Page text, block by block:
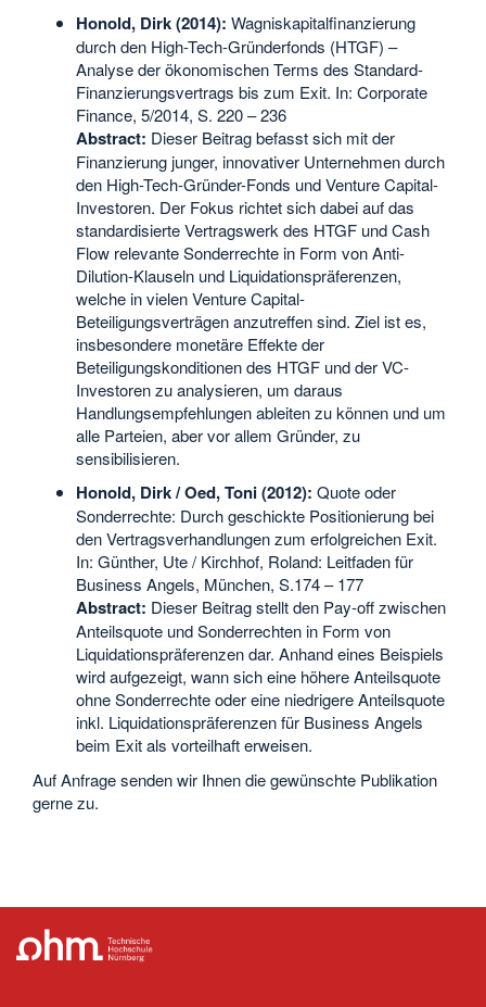
Honold, Dirk (2014): Wagniskapitalfinanzierung
durch den High-Tech-Gründerfonds (HTGF) –
Analyse der ökonomischen Terms des Standard-
Finanzierungsvertrags bis zum Exit. In: Corporate
Finance, 5/2014, S. 220 – 236
Abstract: Dieser Beitrag befasst sich mit der
Finanzierung junger, innovativer Unternehmen durch
den High-Tech-Gründer-Fonds und Venture Capital-
Investoren. Der Fokus richtet sich dabei auf das
standardisierte Vertragswerk des HTGF und Cash
Flow relevante Sonderrechte in Form von Anti-
Dilution-Klauseln und Liquidationspräferenzen,
welche in vielen Venture Capital-
Beteiligungsverträgen anzutreffen sind. Ziel ist es,
insbesondere monetäre Effekte der
Beteiligungskonditionen des HTGF und der VC-
Investoren zu analysieren, um daraus
Handlungsempfehlungen ableiten zu können und um
alle Parteien, aber vor allem Gründer, zu
sensibilisieren.
Honold, Dirk / Oed, Toni (2012): Quote oder
Sonderrechte: Durch geschickte Positionierung bei
den Vertragsverhandlungen zum erfolgreichen Exit.
In: Günther, Ute / Kirchhof, Roland: Leitfaden für
Business Angels, München, S.174 – 177
Abstract: Dieser Beitrag stellt den Pay-off zwischen
Anteilsquote und Sonderrechten in Form von
Liquidationspräferenzen dar. Anhand eines Beispiels
wird aufgezeigt, wann sich eine höhere Anteilsquote
ohne Sonderrechte oder eine niedrigere Anteilsquote
inkl. Liquidationspräferenzen für Business Angels
beim Exit als vorteilhaft erweisen.
Auf Anfrage senden wir Ihnen die gewünschte Publikation
gerne zu.